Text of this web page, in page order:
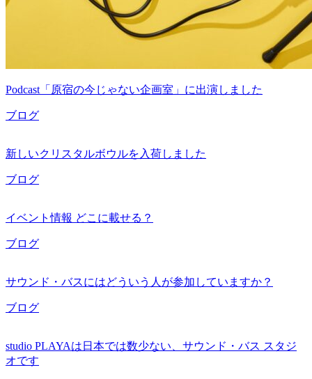
Podcast「原宿の今じゃない企画室」に出演しました
ブログ
新しいクリスタルボウルを入荷しました
ブログ
イベント情報 どこに載せる？
ブログ
サウンド・バスにはどういう人が参加していますか？
ブログ
studio PLAYAは日本では数少ない、サウンド・バス スタジ
オです